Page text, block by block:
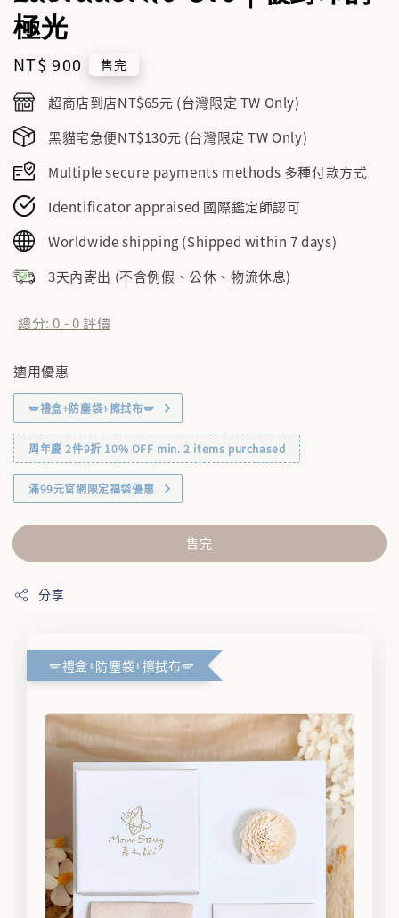
極光
Regular
price
NT$ 900 售完
超商店到店NT$65元 (台灣限定 TW Only)
黑貓宅急便NT$130元 (台灣限定 TW Only)
Multiple secure payments methods 多種付款方式
Identificator appraised 國際鑑定師認可
Worldwide shipping (Shipped within 7 days)
3天內寄出 (不含例假、公休、物流休息)
總分:0 -0評價
適用優惠
🪽禮盒+防塵袋+擦拭布🪽
周年慶 2件9折 10% OFF min. 2 items purchased
滿99元官網限定福袋優惠
售完
分享
🪽禮盒+防塵袋+擦拭布🪽